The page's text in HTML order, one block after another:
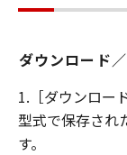
製品を記録
著作権を含
甲および
ダウンロード
1.［ダウンロー
型式で保存され
す。